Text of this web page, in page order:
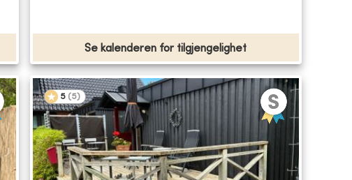
Se kalenderen for tilgjengelighet
5 (5)